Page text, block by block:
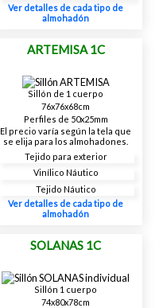
Ver detalles de cada tipo de
almohadón
ARTEMISA 1C
Sillón de 1 cuerpo
76x76x68cm
Perfiles de 50x25mm
El precio varía según la tela que
se elija para los almohadones.
Tejido para exterior
Vinílico Náutico
Tejido Náutico
Ver detalles de cada tipo de
almohadón
SOLANAS 1C
Sillón 1 cuerpo
74x80x78cm